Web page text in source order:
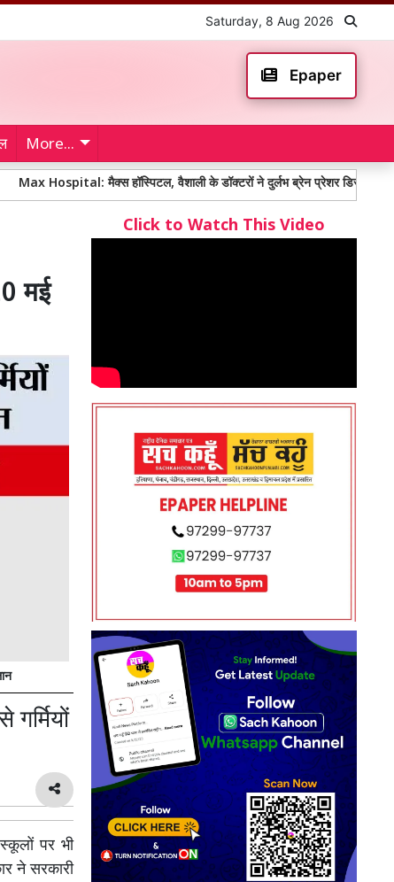
Saturday, 8 Aug 2026
Epaper
More...
मैक्स हॉस्पिटल, वैशाली के डॉक्टरों ने दुर्लभ ब्रेन प्रेशर डिसऑर्डर से जूझ रही 34-
मई
पर भी
ने सरकारी
Click to Watch This Video